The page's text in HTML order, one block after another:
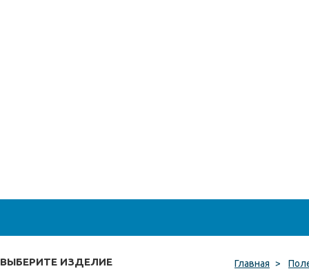
ВЫБЕРИТЕ ИЗДЕЛИЕ Главная >